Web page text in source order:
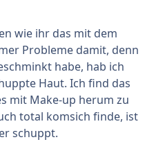
wie ihr das mit dem
Probleme damit, denn
habe, hab ich
Haut. Ich find das
mit Make-up herum zu
total komsich finde, ist
schuppt.